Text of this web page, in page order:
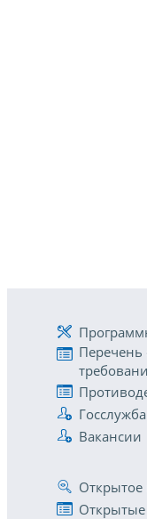
Перечень
Вакансии
Открытое